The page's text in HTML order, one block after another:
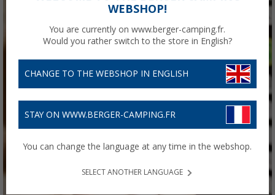
WEBSHOP!
You are currently on www.berger-camping.fr.
Would you rather switch to the store in English?
CHANGE TO THE WEBSHOP IN ENGLISH
STAY ON WWW.BERGER-CAMPING.FR
You can change the language at any time in the webshop.
SELECT ANOTHER LANGUAGE